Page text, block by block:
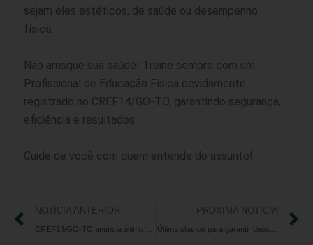
sejam eles estéticos, de saúde ou desempenho
físico.
Não arrisque sua saúde! Treine sempre com um
Profissional de Educação Física devidamente
registrado no CREF14/GO-TO, garantindo segurança,
eficiência e resultados.
Cuide de você com quem entende do assunto!
NOTÍCIA ANTERIOR PRÓXIMA NOTÍCIA